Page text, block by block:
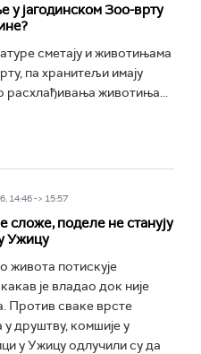
у јагодинском Зоо-врту
сметају и животињама
па хранитељи имају
расхлађивања животиња...
14:46 -> 15:57
сложе, поделе не станују
Ужицу
живота потискује
је владао док није
Против сваке врсте
друштву, комшије у
у Ужицу одлучили су да